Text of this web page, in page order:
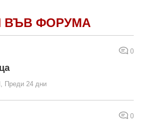
ВЪВ ФОРУМА
0
Преди 24 дни
0